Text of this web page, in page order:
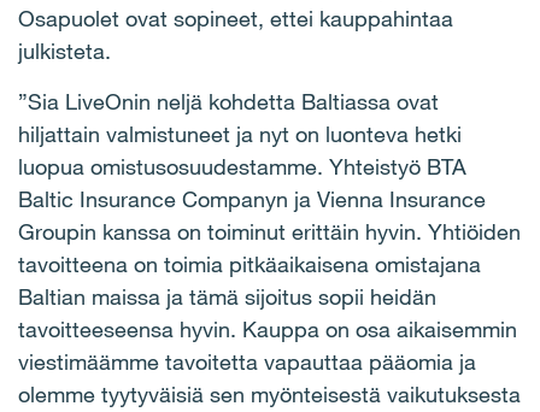
Osapuolet ovat sopineet, ettei kauppahintaa
julkisteta.
”Sia LiveOnin neljä kohdetta Baltiassa ovat
hiljattain valmistuneet ja nyt on luonteva hetki
luopua omistusosuudestamme. Yhteistyö BTA
Baltic Insurance Companyn ja Vienna Insurance
Groupin kanssa on toiminut erittäin hyvin. Yhtiöiden
tavoitteena on toimia pitkäaikaisena omistajana
Baltian maissa ja tämä sijoitus sopii heidän
tavoitteeseensa hyvin. Kauppa on osa aikaisemmin
viestimäämme tavoitetta vapauttaa pääomia ja
olemme tyytyväisiä sen myönteisestä vaikutuksesta